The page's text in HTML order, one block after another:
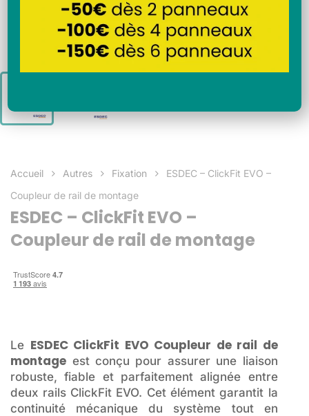
Accueil Autres Fixation
ESDEC – ClickFit EVO –
Coupleur de rail de montage
ESDEC – ClickFit EVO –
Coupleur de rail de montage
Le ESDEC ClickFit EVO Coupleur de rail de
montage est conçu pour assurer une liaison
robuste, fiable et parfaitement alignée entre
deux rails ClickFit EVO. Cet élément garantit la
continuité mécanique du système tout en